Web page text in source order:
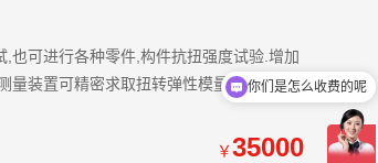
也可进行各种零件,构件抗扭强度试验.增加
量装置可精密求取扭转弹性模量切变模量G
￥35000
你们是怎么收费的呢